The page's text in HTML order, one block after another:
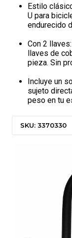
Estilo
U para
endurecido
Con 2
llaves de
pieza. Sin
Incluye un
sujeto
peso en tu
SKU: 3370330